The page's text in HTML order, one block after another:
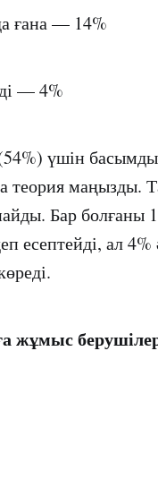
ғана — 14%
— 4%
үшін
теория маңызды.
Бар болғаны
есептейді, ал 4%
жұмыс